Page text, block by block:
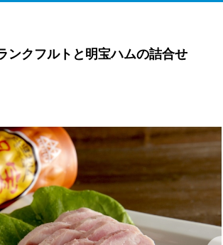
ンクフルトと明宝ハムの詰合せ